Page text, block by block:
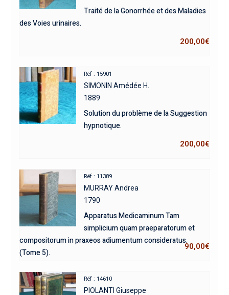
Traité de la Gonorrhée et des Maladies
des Voies urinaires.
200,00€
Réf : 15901
SIMONIN Amédée H.
1889
Solution du problème de la Suggestion
hypnotique.
200,00€
Réf : 11389
MURRAY Andrea
1790
Apparatus Medicaminum Tam
simplicium quam praeparatorum et
compositorum in praxeos adiumentum consideratus.
(Tome 5).
90,00€
Réf : 14610
PIOLANTI Giuseppe